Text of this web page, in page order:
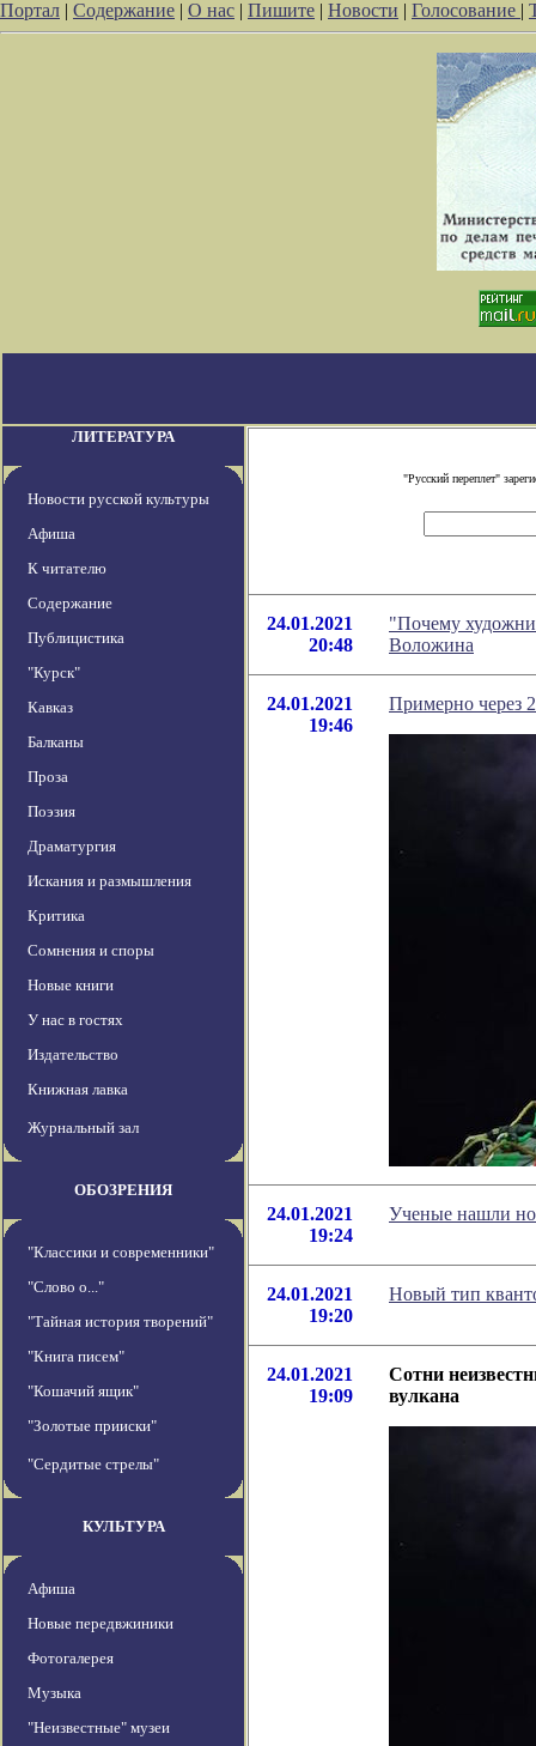
Портал | Содержание | О нас | Пишите | Новости | Голосование |
ЛИТЕРАТУРА
Новости русской культуры
Афиша
К читателю
Содержание
Публицистика
"Курск"
Кавказ
Балканы
Проза
Поэзия
Драматургия
Искания и размышления
Критика
Сомнения и споры
Новые книги
У нас в гостях
Издательство
Книжная лавка
Журнальный зал
ОБОЗРЕНИЯ
"Классики и современники"
"Слово о..."
"Тайная история творений"
"Книга писем"
"Кошачий ящик"
"Золотые прииски"
"Сердитые стрелы"
КУЛЬТУРА
Афиша
Новые передвжиники
Фотогалерея
Музыка
"Неизвестные" музеи
"Русский переплет"
24.01.2021
20:48
"Почему
Воложина
24.01.2021
19:46
Примерно через
24.01.2021
19:24
Ученые нашли
24.01.2021
19:20
Новый тип
24.01.2021
19:09
Сотни
вулкана